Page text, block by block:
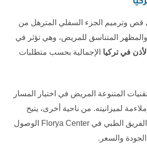
قص وترميم الجزء السفلي المترهل من
والمظهر المتناسق للمريض، وهي تؤثر في
في تركيا الإجمالية بحسب متطلبات
المتنوعة المريض في اختيار المسار
لميزانيته. من ناحية أخرى، يتيح
الطبي في Florya Center
الوصول
والسعر.